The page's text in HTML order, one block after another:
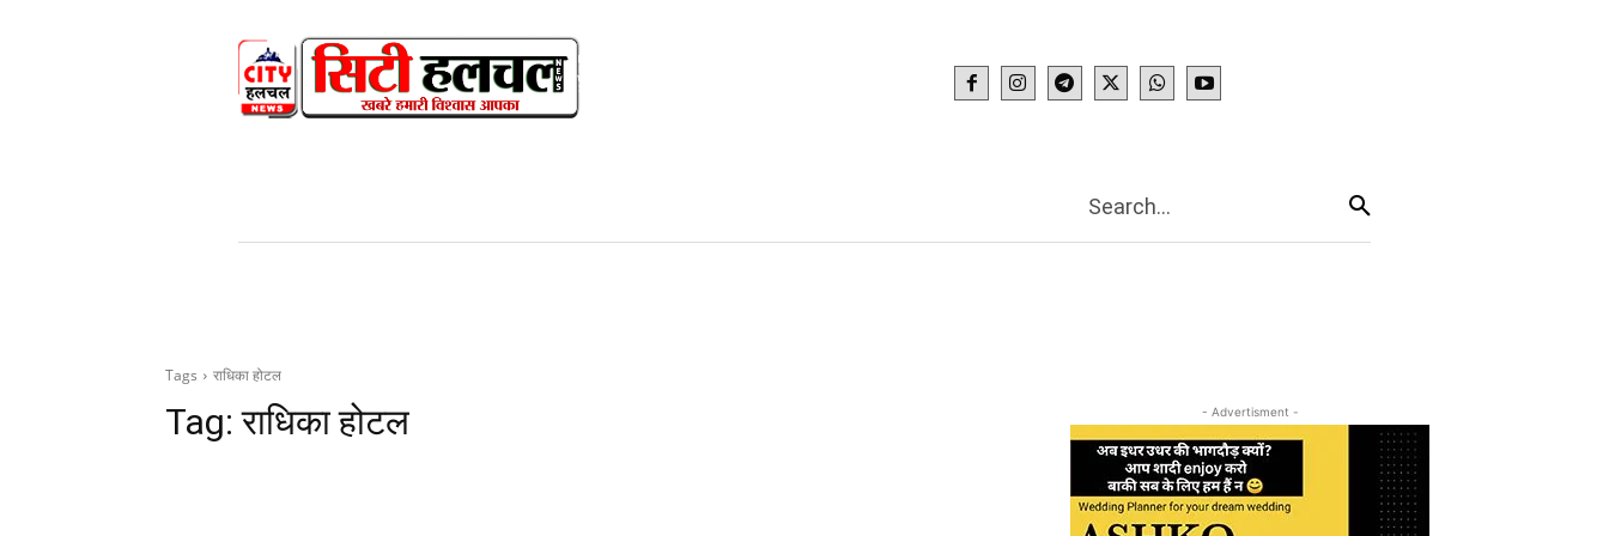
WEB STORIES More
Search...
Tags राधिका होटल
Tag:राधिका होटल - Advertisment -